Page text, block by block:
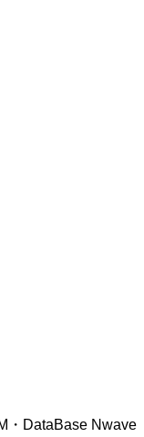
・DataBase Nwave